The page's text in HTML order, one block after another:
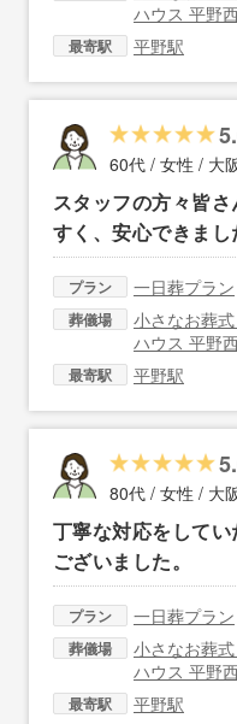
ハウス 平野西
最寄駅 平野駅
60代 / 女性 / 大
スタッフの方々皆
すく、安心できま
プラン 一日葬プラン
葬儀場
小さなお葬
ハウス 平野西
最寄駅 平野駅
80代 / 女性 / 大
丁寧な対応をして
ございました。
プラン 一日葬プラン
葬儀場
小さなお葬
ハウス 平野西
最寄駅 平野駅